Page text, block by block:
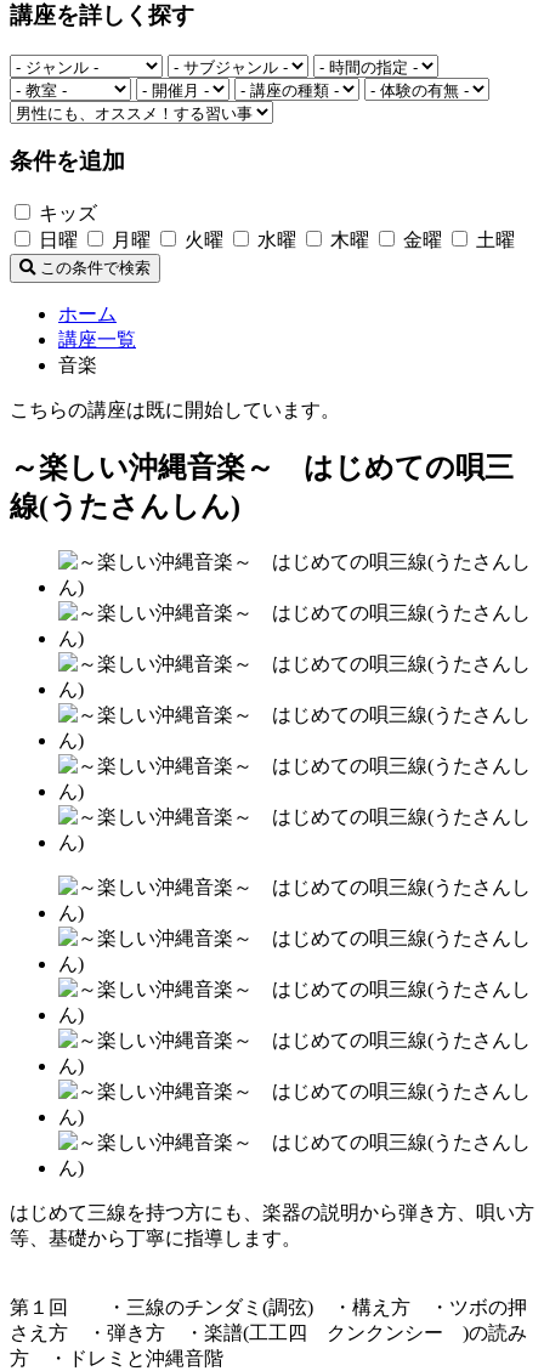
講座を詳しく探す
条件を追加
キッズ
日曜
月曜 火曜 水曜 木曜 金曜 土曜
この条件で検索
ホーム
講座一覧
音楽
こちらの講座は既に開始しています。
～楽しい沖縄音楽～ はじめての唄三
線(うたさんしん)
はじめて三線を持つ方にも、楽器の説明から弾き方、唄い方
等、基礎から丁寧に指導します。
第１回 ・三線のチンダミ(調弦) ・構え方 ・ツボの押
さえ方 ・弾き方 ・楽譜(工工四 クンクンシー )の読み
方 ・ドレミと沖縄音階